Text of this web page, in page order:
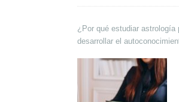
¿Por qué estudiar astrología
desarrollar el